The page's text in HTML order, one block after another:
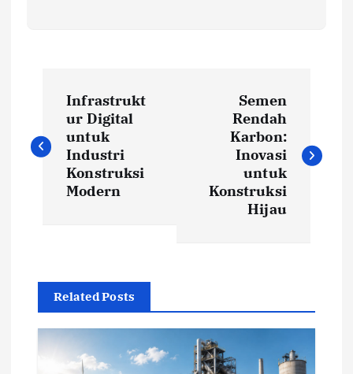
o
s
a
v
Infrastrukt
ur Digital
untuk
Industri
Konstruksi
Modern
Semen
Rendah
Karbon:
Inovasi
untuk
Konstruksi
Hijau
Related Posts